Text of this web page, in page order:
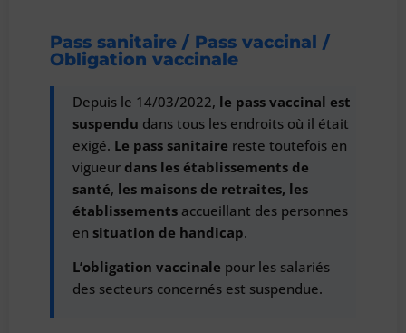
Pass sanitaire / Pass vaccinal /
Obligation vaccinale
Depuis le 14/03/2022, le pass vaccinal est
suspendu dans tous les endroits où il était
exigé. Le pass sanitaire reste toutefois en
vigueur dans les établissements de
santé, les maisons de retraites, les
établissements accueillant des personnes
en situation de handicap.
L’obligation vaccinale pour les salariés
des secteurs concernés est suspendue.